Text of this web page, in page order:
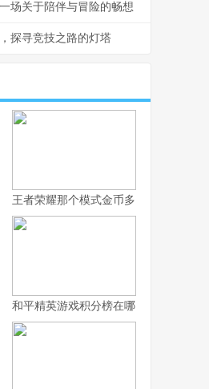
场关于陪伴与冒险的畅想
探寻竞技之路的灯塔
，冷静瞄准与节奏掌控的艺术，副标题
王者荣耀那个模式金币多，揭秘高效积
解析与实战心得
和平精英游戏积分榜在哪，探寻竞技之